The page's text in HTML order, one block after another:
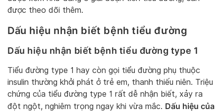
được theo dõi thêm.
Dấu hiệu nhận biết bệnh tiểu đường
Dấu hiệu nhận biết bệnh tiểu đường type 1
Tiểu đường type 1 hay còn gọi tiểu đường phụ thuộc
insulin thường khởi phát ở trẻ em, thanh thiếu niên. Triệu
chứng của tiểu đường type 1 rất dễ nhận biết, xảy ra
đột ngột, nghiêm trọng ngay khi vừa mắc. Dấu hiệu của